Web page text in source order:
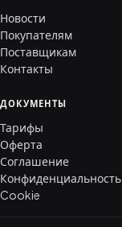
Новости
Покупателям
Поставщикам
Контакты
ДОКУМЕНТЫ
Тарифы
Оферта
Соглашение
Конфиденциальность
Cookie